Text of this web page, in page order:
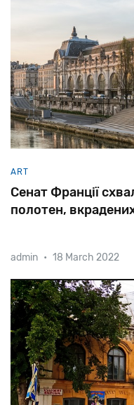
ART
Сенат Франції
полотен,
Рішення верхньої
музеям передати
власників.
admin • 18 March 2022